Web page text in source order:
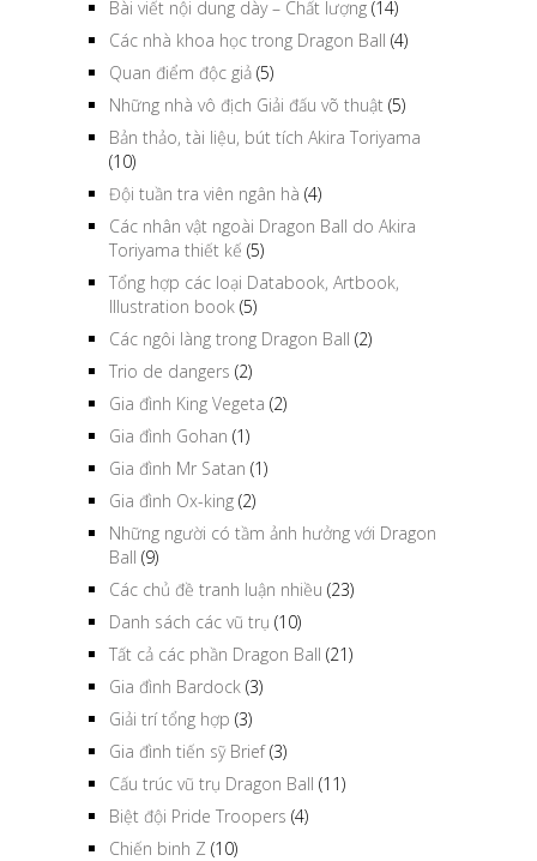
Bài viết nội dung dày – Chất lượng (14)
Các nhà khoa học trong Dragon Ball (4)
Quan điểm độc giả (5)
Những nhà vô địch Giải đấu võ thuật (5)
Bản thảo, tài liệu, bút tích Akira Toriyama
(10)
Đội tuần tra viên ngân hà (4)
Các nhân vật ngoài Dragon Ball do Akira
Toriyama thiết kế (5)
Tổng hợp các loại Databook, Artbook,
Illustration book (5)
Các ngôi làng trong Dragon Ball (2)
Trio de dangers (2)
Gia đình King Vegeta (2)
Gia đình Gohan (1)
Gia đình Mr Satan (1)
Gia đình Ox-king (2)
Những người có tầm ảnh hưởng với Dragon
Ball (9)
Các chủ đề tranh luận nhiều (23)
Danh sách các vũ trụ (10)
Tất cả các phần Dragon Ball (21)
Gia đình Bardock (3)
Giải trí tổng hợp (3)
Gia đình tiến sỹ Brief(3)
Cấu trúc vũ trụ Dragon Ball (11)
Biệt đội Pride Troopers (4)
Chiến binh Z (10)